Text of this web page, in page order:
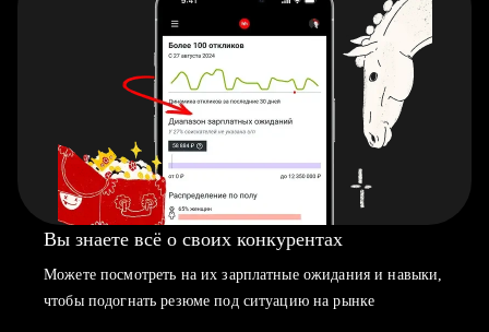
Вы знаете всё о своих конкурентах
Можете посмотреть на их зарплатные ожидания и навыки,
чтобы подогнать резюме под ситуацию на рынке